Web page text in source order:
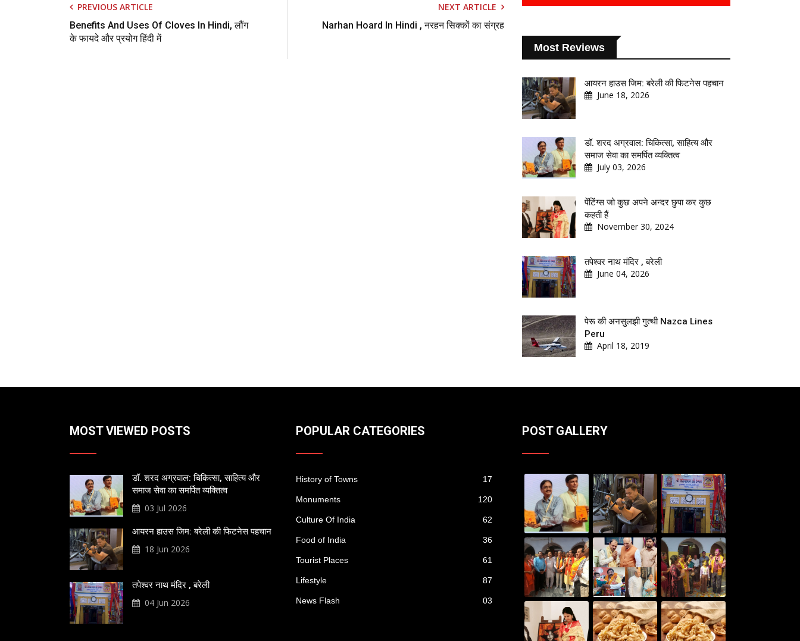
PREVIOUS ARTICLE
Benefits And Uses Of Cloves In Hindi, लौंग
के फायदे और प्रयोग हिंदी में
NEXT ARTICLE
Narhan Hoard In Hindi , नरहन सिक्कों का संग्रह
Most Reviews
आयरन हाउस जिम: बरेली की फिटनेस पहचान
June 18, 2026
डॉ. शरद अग्रवाल: चिकित्सा, साहित्य और
समाज सेवा का समर्पित व्यक्तित्व
July 03, 2026
पेंटिंग्स जो कुछ अपने अन्दर छुपा कर कुछ
कहती हैं
November 30, 2024
तपेश्वर नाथ मंदिर , बरेली
June 04, 2026
पेरू की अनसुलझी गुत्थी Nazca Lines
Peru
April 18, 2019
MOST VIEWED POSTS
डॉ. शरद अग्रवाल: चिकित्सा, साहित्य और
समाज सेवा का समर्पित व्यक्तित्व
03 Jul 2026
आयरन हाउस जिम: बरेली की फिटनेस पहचान
18 Jun 2026
तपेश्वर नाथ मंदिर , बरेली
04 Jun 2026
POPULAR CATEGORIES
History of Towns 17
Monuments 120
Culture Of India 62
Food of India 36
Tourist Places 61
Lifestyle 87
News Flash 03
POST GALLERY